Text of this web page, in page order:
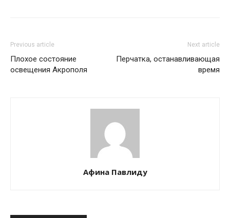
Previous article
Плохое состояние
освещения Акрополя
Next article
Перчатка, останавливающая
время
Афина Павлиду